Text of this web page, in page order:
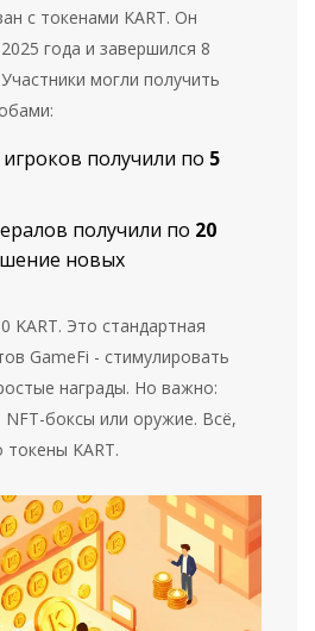
с токенами KART. Он
года и завершился 8
могли получить
получили по 5
получили по 20
новых
KART. Это стандартная
GameFi - стимулировать
награды. Но важно:
боксы или оружие. Всё,
токены KART.